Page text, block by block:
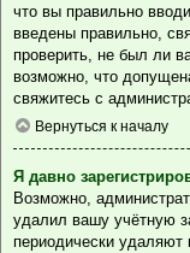
что вы правильно
введены правильно,
проверить, не был ли
возможно, что
свяжитесь с
Вернуться к началу
Я давно
Возможно,
удалил вашу учётную
периодически удаляют